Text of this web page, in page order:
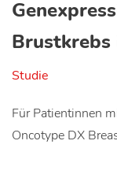
Brustkrebs
Studie
Für Patientinnen
Oncotype DX